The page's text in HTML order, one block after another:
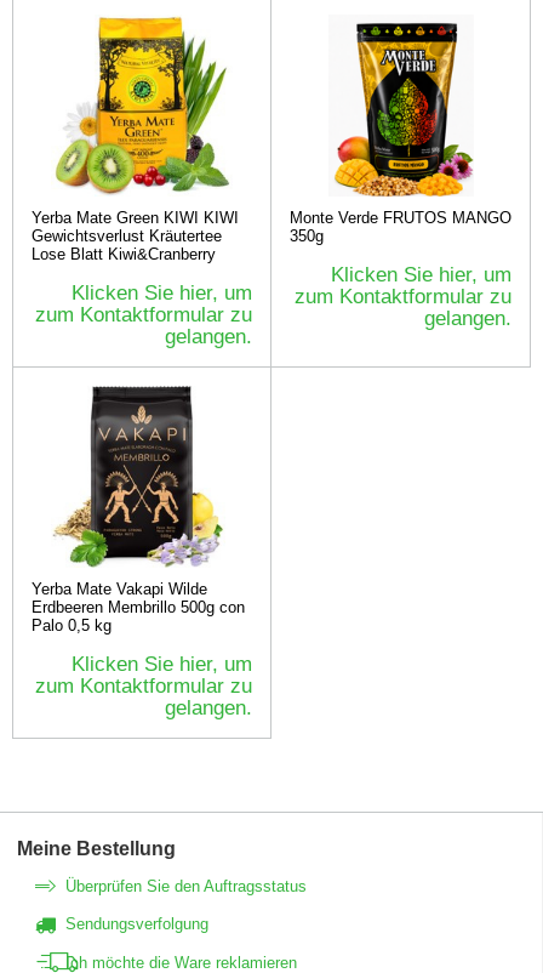
Yerba Mate Green KIWI KIWI
Gewichtsverlust Kräutertee
Lose Blatt Kiwi&Cranberry
Klicken Sie hier, um
zum Kontaktformular zu
gelangen.
Monte Verde FRUTOS MANGO
350g
Klicken Sie hier, um
zum Kontaktformular zu
gelangen.
Yerba Mate Vakapi Wilde
Erdbeeren Membrillo 500g con
Palo 0,5 kg
Klicken Sie hier, um
zum Kontaktformular zu
gelangen.
Meine Bestellung
Überprüfen Sie den Auftragsstatus
Sendungsverfolgung
Ich möchte die Ware reklamieren